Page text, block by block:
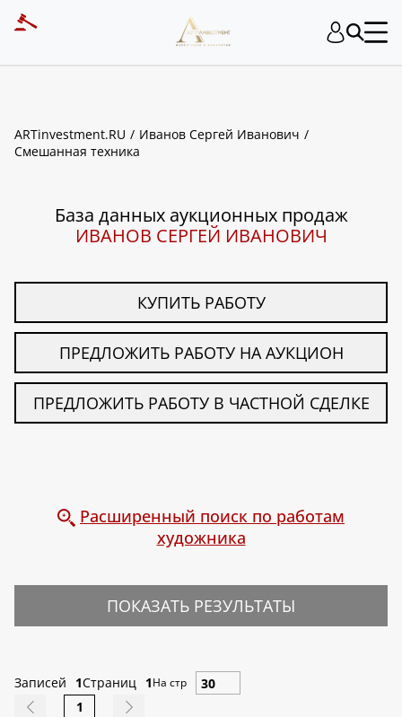
ARTinvestment.RU
Иванов Сергей Иванович
Смешанная техника
База данных аукционных продаж
ИВАНОВ СЕРГЕЙ ИВАНОВИЧ
КУПИТЬ РАБОТУ
ПРЕДЛОЖИТЬ РАБОТУ НА АУКЦИОН
ПРЕДЛОЖИТЬ РАБОТУ В ЧАСТНОЙ СДЕЛКЕ
Расширенный поиск по работам
художника
ПОКАЗАТЬ РЕЗУЛЬТАТЫ
Записей 1Страниц 1На стр
1